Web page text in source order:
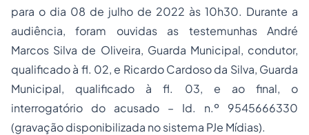
para o dia 08 de julho de 2022 às 10h30. Durante a
audiência, foram ouvidas as testemunhas André
Marcos Silva de Oliveira, Guarda Municipal, condutor,
qualificado à fl. 02, e Ricardo Cardoso da Silva, Guarda
Municipal, qualificado à fl. 03, e ao final, o
interrogatório do acusado – Id. n.º 9545666330
(gravação disponibilizada no sistema PJe Mídias).